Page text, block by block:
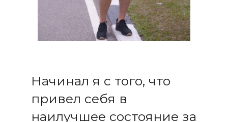
Начинал я с того, что
привел себя в
наилучшее состояние за